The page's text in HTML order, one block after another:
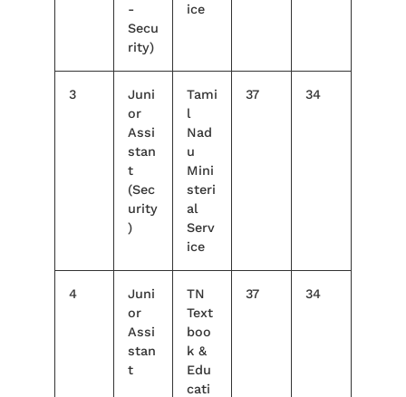
-
Secu
rity)
ice
3
Juni
or
Assi
stan
t
(Sec
urity
)
Tami
l
Nad
u
Mini
steri
al
Serv
ice
37 34
4
Juni
or
Assi
stan
t
TN
Text
boo
k &
Edu
cati
37 34